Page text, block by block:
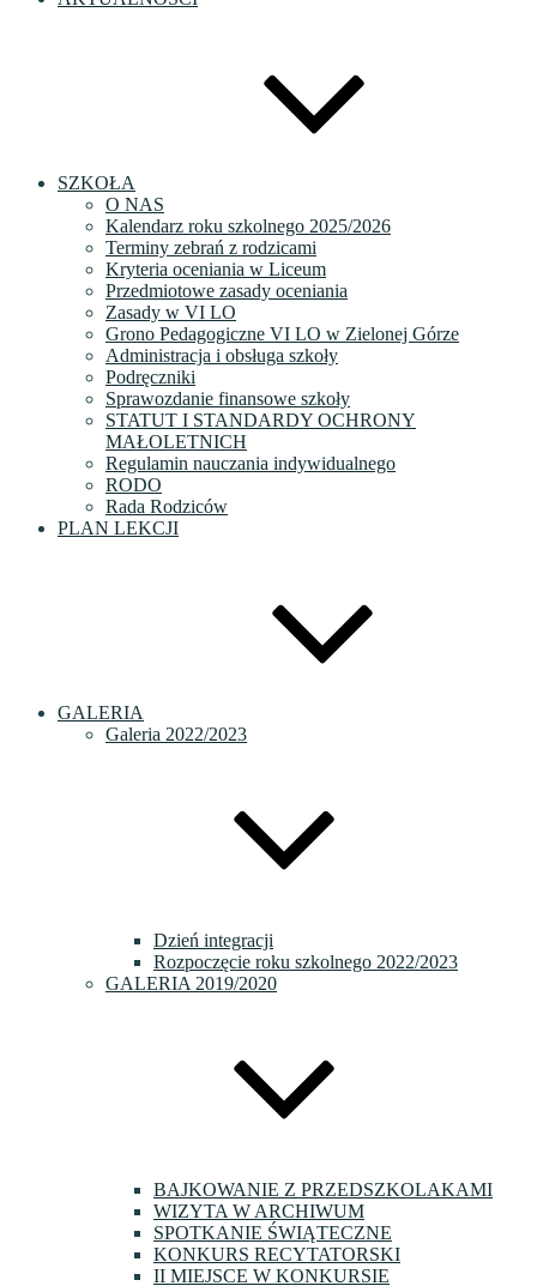
SZKOŁA
O NAS
Kalendarz roku szkolnego 2025/2026
Terminy zebrań z rodzicami
Kryteria oceniania w Liceum
Przedmiotowe zasady oceniania
Zasady w VI LO
Grono Pedagogiczne VI LO w Zielonej Górze
Administracja i obsługa szkoły
Podręczniki
Sprawozdanie finansowe szkoły
STATUT I STANDARDY OCHRONY
MAŁOLETNICH
Regulamin nauczania indywidualnego
RODO
Rada Rodziców
PLAN LEKCJI
GALERIA
Galeria 2022/2023
Dzień integracji
Rozpoczęcie roku szkolnego 2022/2023
GALERIA 2019/2020
BAJKOWANIE Z PRZEDSZKOLAKAMI
WIZYTA W ARCHIWUM
SPOTKANIE ŚWIĄTECZNE
KONKURS RECYTATORSKI
II MIEJSCE W KONKURSIE